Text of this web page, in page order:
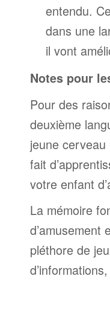
entendu.
dans une
il vont
Notes pour
Pour des
deuxième
jeune
fait
votre enfant
La mémoire
d’amusement
pléthore de